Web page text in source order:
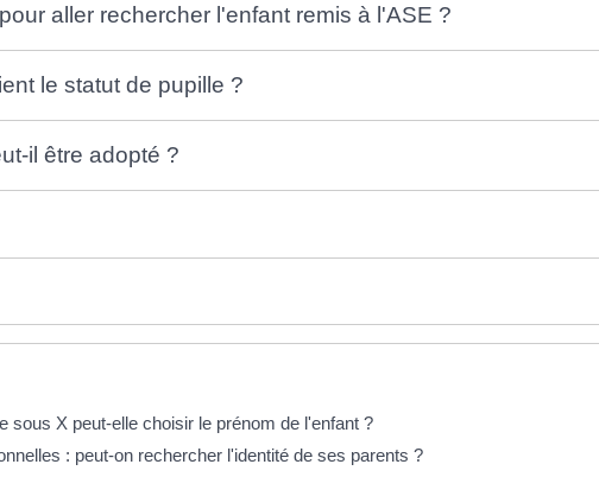
aller rechercher l'enfant remis à l'ASE ?
le statut de pupille ?
il être adopté ?
sous X peut-elle choisir le prénom de l'enfant ?
: peut-on rechercher l'identité de ses parents ?